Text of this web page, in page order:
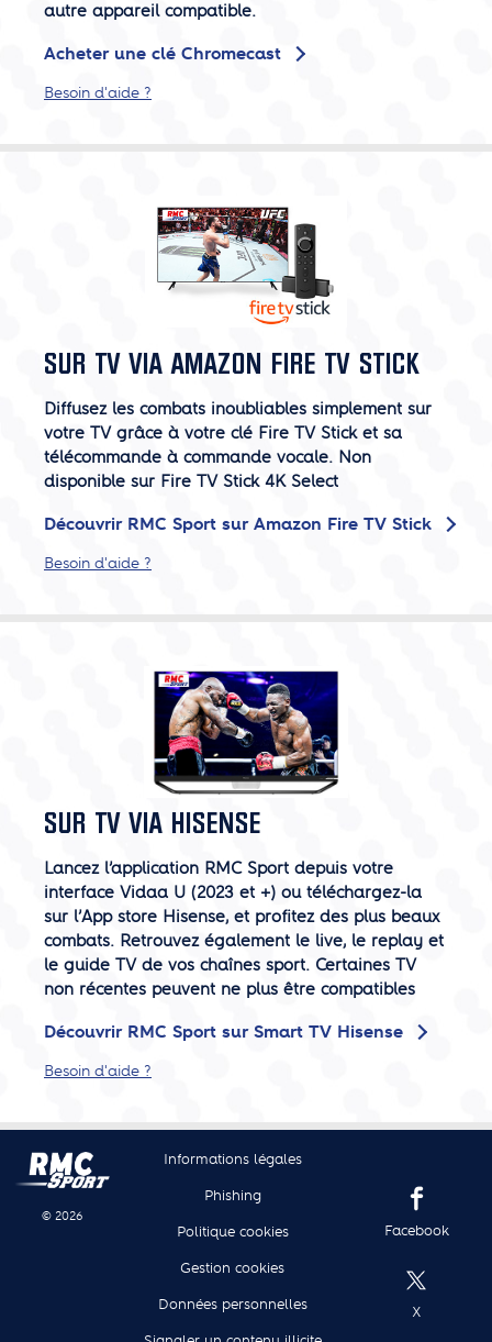
autre appareil compatible.
Acheter une clé Chromecast
Besoin d'aide ?
SUR TV VIA AMAZON FIRE TV STICK
Diffusez les combats inoubliables simplement sur
votre TV grâce à votre clé Fire TV Stick et sa
télécommande à commande vocale. Non
disponible sur Fire TV Stick 4K Select
Découvrir RMC Sport sur Amazon Fire TV Stick
Besoin d'aide ?
SUR TV VIA HISENSE
Lancez l’application RMC Sport depuis votre
interface Vidaa U (2023 et +) ou téléchargez-la
sur l’App store Hisense, et profitez des plus beaux
combats. Retrouvez également le live, le replay et
le guide TV de vos chaînes sport. Certaines TV
non récentes peuvent ne plus être compatibles
Découvrir RMC Sport sur Smart TV Hisense
Besoin d'aide ?
© 2026
Informations légales
Phishing
Politique cookies
Gestion cookies
Données personnelles
Facebook
X